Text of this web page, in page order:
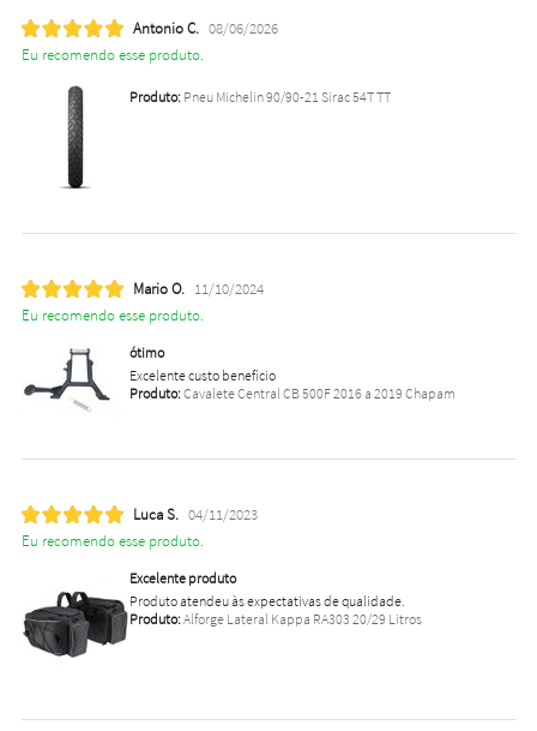
Antonio C. 08/06/2026
Eu recomendo esse produto.
Produto:Pneu Michelin 90/90-21 Sirac 54T TT
Mario O. 11/10/2024
Eu recomendo esse produto.
ótimo
Excelente custo benefício
Produto:Cavalete Central CB 500F 2016 a 2019 Chapam
Luca S. 04/11/2023
Eu recomendo esse produto.
Excelente produto
Produto atendeu às expectativas de qualidade.
Produto:Alforge Lateral Kappa RA303 20/29 Litros